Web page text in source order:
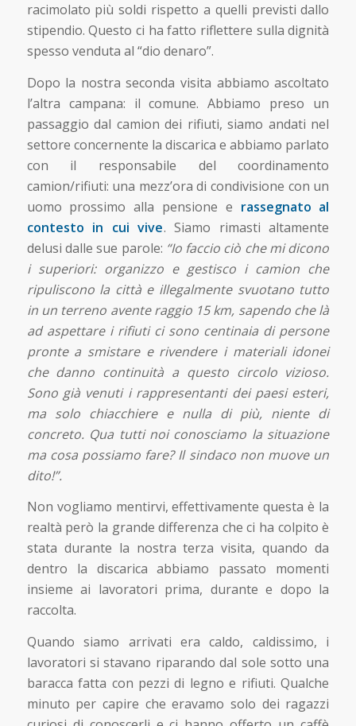
racimolato più soldi rispetto a quelli previsti dallo
stipendio. Questo ci ha fatto riflettere sulla dignità
spesso venduta al “dio denaro”.
Dopo la nostra seconda visita abbiamo ascoltato
l’altra campana: il comune. Abbiamo preso un
passaggio dal camion dei rifiuti, siamo andati nel
settore concernente la discarica e abbiamo parlato
con il responsabile del coordinamento
camion/rifiuti: una mezz’ora di condivisione con un
uomo prossimo alla pensione e rassegnato al
contesto in cui vive. Siamo rimasti altamente
delusi dalle sue parole: “Io faccio ciò che mi dicono
i superiori: organizzo e gestisco i camion che
ripuliscono la città e illegalmente svuotano tutto
in un terreno avente raggio 15 km, sapendo che là
ad aspettare i rifiuti ci sono centinaia di persone
pronte a smistare e rivendere i materiali idonei
che danno continuità a questo circolo vizioso.
Sono già venuti i rappresentanti dei paesi esteri,
ma solo chiacchiere e nulla di più, niente di
concreto. Qua tutti noi conosciamo la situazione
ma cosa possiamo fare? Il sindaco non muove un
dito!”.
Non vogliamo mentirvi, effettivamente questa è la
realtà però la grande differenza che ci ha colpito è
stata durante la nostra terza visita, quando da
dentro la discarica abbiamo passato momenti
insieme ai lavoratori prima, durante e dopo la
raccolta.
Quando siamo arrivati era caldo, caldissimo, i
lavoratori si stavano riparando dal sole sotto una
baracca fatta con pezzi di legno e rifiuti. Qualche
minuto per capire che eravamo solo dei ragazzi